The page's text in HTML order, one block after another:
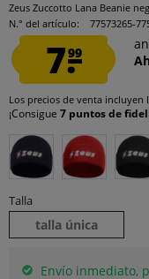
Zeus Zuccotto Lana Beanie
N.° del artículo:
77573265-
7.99
Los precios de venta incluyen
¡Consigue 7 puntos de
Talla
talla única
Envío inmediato,